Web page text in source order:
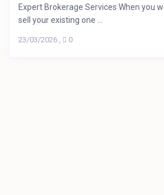
Expert Brokerage Services When you
sell your existing one ...
23/03/2026 , 0